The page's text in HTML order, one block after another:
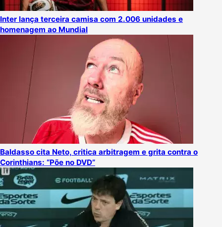
Inter lança terceira camisa com 2.006 unidades e
homenagem ao Mundial
Baldasso cita Neto, critica arbitragem e grita contra o
Corinthians: “Põe no DVD”